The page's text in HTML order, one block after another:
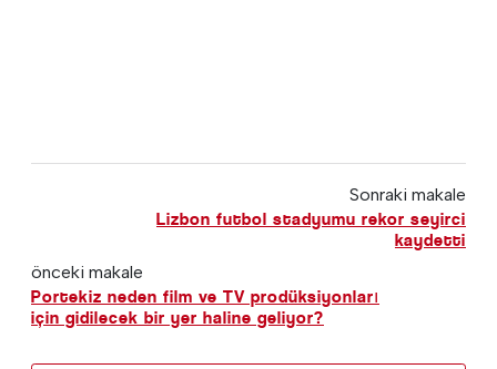
Sonraki makale
Lizbon futbol stadyumu rekor seyirci
kaydetti
önceki makale
Portekiz neden film ve TV prodüksiyonları
için gidilecek bir yer haline geliyor?